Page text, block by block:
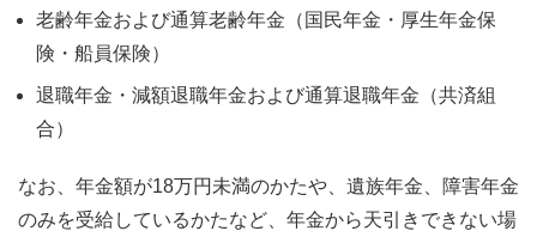
老齢年金および通算老齢年金（国民年金・厚生年金保
険・船員保険）
退職年金・減額退職年金および通算退職年金（共済組
合）
なお、年金額が18万円未満のかたや、遺族年金、障害年金
のみを受給しているかたなど、年金から天引きできない場